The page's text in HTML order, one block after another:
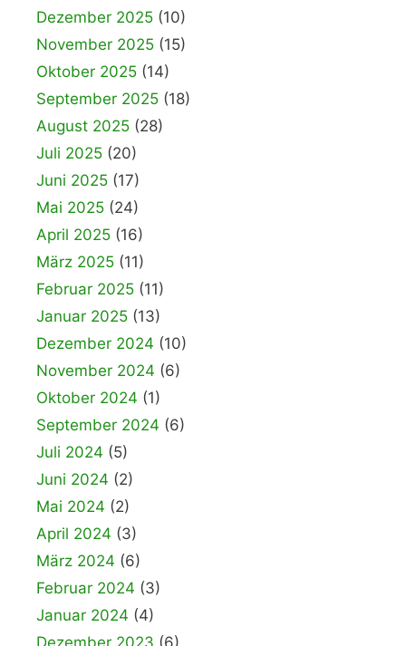
Dezember 2025 (10)
November 2025 (15)
Oktober 2025 (14)
September 2025 (18)
August 2025 (28)
Juli 2025 (20)
Juni 2025 (17)
Mai 2025 (24)
April 2025 (16)
März 2025 (11)
Februar 2025 (11)
Januar 2025 (13)
Dezember 2024 (10)
November 2024 (6)
Oktober 2024 (1)
September 2024 (6)
Juli 2024 (5)
Juni 2024 (2)
Mai 2024 (2)
April 2024 (3)
März 2024 (6)
Februar 2024 (3)
Januar 2024 (4)
Dezember 2023 (6)